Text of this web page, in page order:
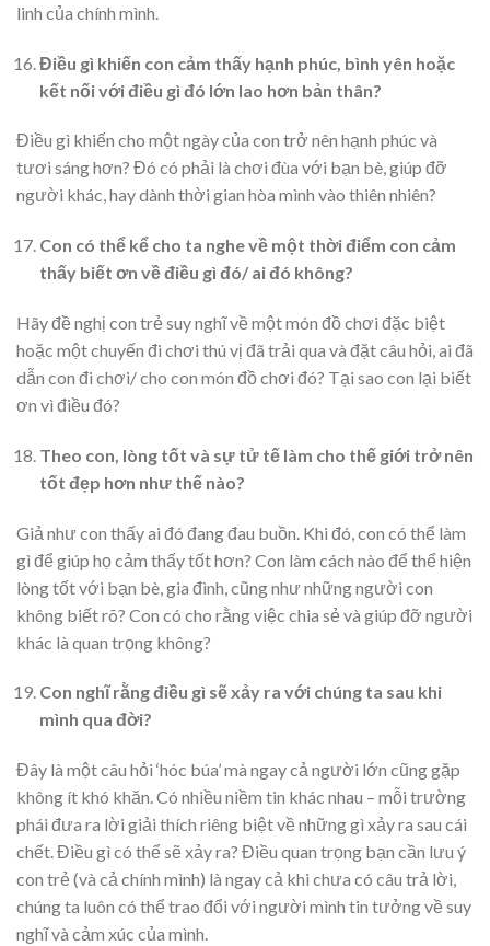
linh của chính mình.
Điều gì khiến con cảm thấy hạnh phúc, bình yên hoặc
kết nối với điều gì đó lớn lao hơn bản thân?
Điều gì khiến cho một ngày của con trở nên hạnh phúc và
tươi sáng hơn? Đó có phải là chơi đùa với bạn bè, giúp đỡ
người khác, hay dành thời gian hòa mình vào thiên nhiên?
Con có thể kể cho ta nghe về một thời điểm con cảm
thấy biết ơn về điều gì đó/ ai đó không?
Hãy đề nghị con trẻ suy nghĩ về một món đồ chơi đặc biệt
hoặc một chuyến đi chơi thú vị đã trải qua và đặt câu hỏi, ai đã
dẫn con đi chơi/ cho con món đồ chơi đó? Tại sao con lại biết
ơn vì điều đó?
Theo con, lòng tốt và sự tử tế làm cho thế giới trở nên
tốt đẹp hơn như thế nào?
Giả như con thấy ai đó đang đau buồn. Khi đó, con có thể làm
gì để giúp họ cảm thấy tốt hơn? Con làm cách nào để thể hiện
lòng tốt với bạn bè, gia đình, cũng như những người con
không biết rõ? Con có cho rằng việc chia sẻ và giúp đỡ người
khác là quan trọng không?
Con nghĩ rằng điều gì sẽ xảy ra với chúng ta sau khi
mình qua đời?
Đây là một câu hỏi ‘hóc búa’ mà ngay cả người lớn cũng gặp
không ít khó khăn. Có nhiều niềm tin khác nhau – mỗi trường
phái đưa ra lời giải thích riêng biệt về những gì xảy ra sau cái
chết. Điều gì có thể sẽ xảy ra? Điều quan trọng bạn cần lưu ý
con trẻ (và cả chính mình) là ngay cả khi chưa có câu trả lời,
chúng ta luôn có thể trao đổi với người mình tin tưởng về suy
nghĩ và cảm xúc của mình.